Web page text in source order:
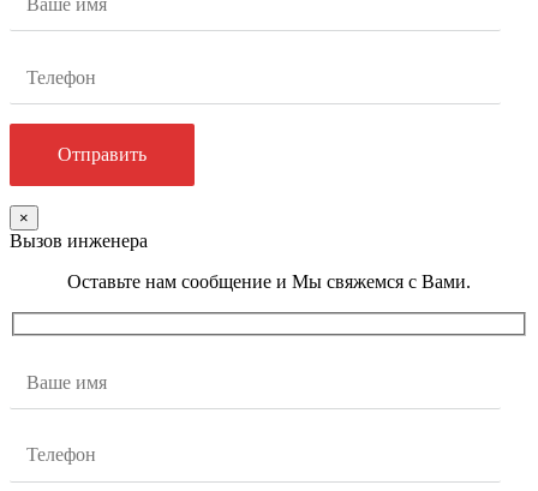
×
Вызов инженера
Оставьте нам сообщение и Мы свяжемся с Вами.